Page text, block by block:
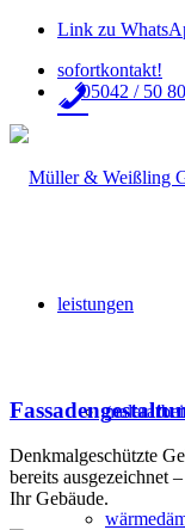
Link zu
sofortkontakt!
05042 / 50
leistungen
Denkmalgeschützte
bereits ausgezeichnet
Ihr Gebäude.